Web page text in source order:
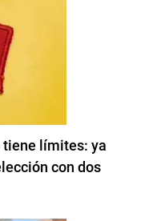
tiene límites: ya
con dos